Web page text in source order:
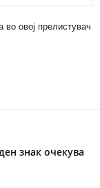
во овој прелистувач
знак очекува